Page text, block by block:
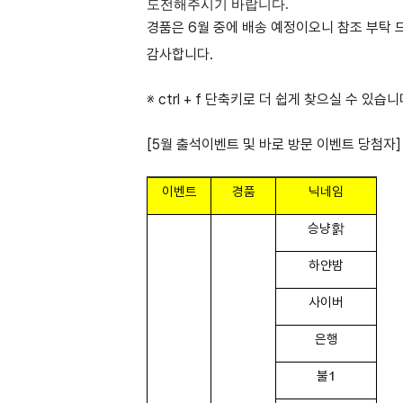
도전해주시기 바랍니다.
경품은 6월 중에 배송 예정이오니 참조 부탁
감사합니다.
※ ctrl + f 단축키로 더 쉽게 찾으실 수 있습니
[5월 출석이벤트 및 바로 방문 이벤트 당첨자]
이벤트 경품 닉네임
승냥핡
하얀밤
사이버
은행
불1